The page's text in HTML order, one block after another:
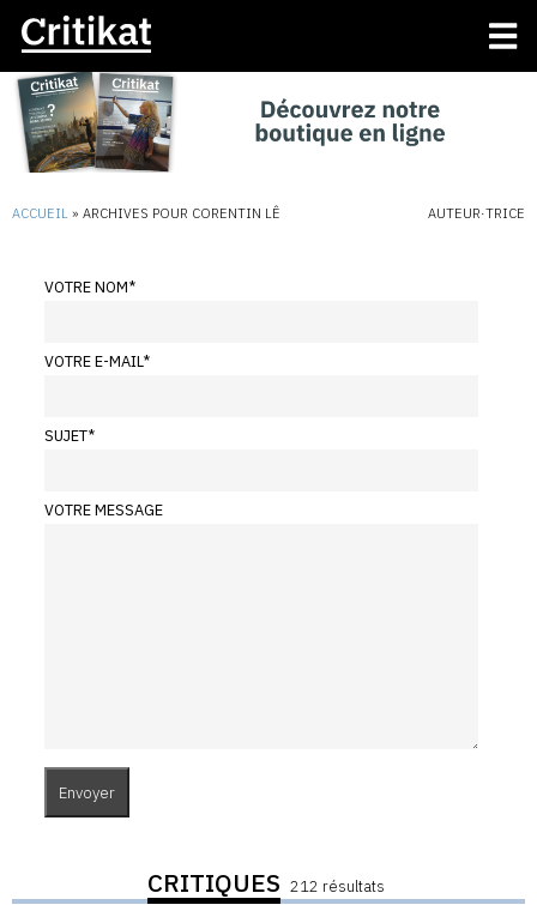
ACCUEIL » ARCHIVES POUR CORENTIN LÊ AUTEUR·TRICE
VOTRE NOM*
VOTRE E-MAIL*
SUJET*
VOTRE MESSAGE
CRITIQUES 212 résultats